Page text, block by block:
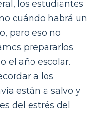
los estudiantes
cuándo habrá un
pero eso no
prepararlos
el año escolar.
a los
están a salvo y
del estrés del